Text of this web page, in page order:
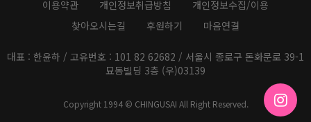
이용약관 개인정보취급방침
개인정보수집/이용
찾아오시는길
후원하기 마음연결
대표 : 한윤하 / 고유번호 : 101 82 62682 / 서울시 종로구 돈화문로 39-1
묘동빌딩 3층 (우)03139
Copyright 1994 © CHINGUSAI All Right Reserved.